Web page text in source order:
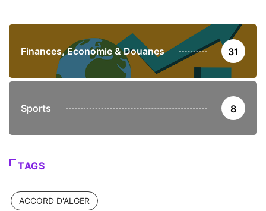
Finances, Economie & Douanes 31
Sports 8
TAGS
ACCORD D'ALGER